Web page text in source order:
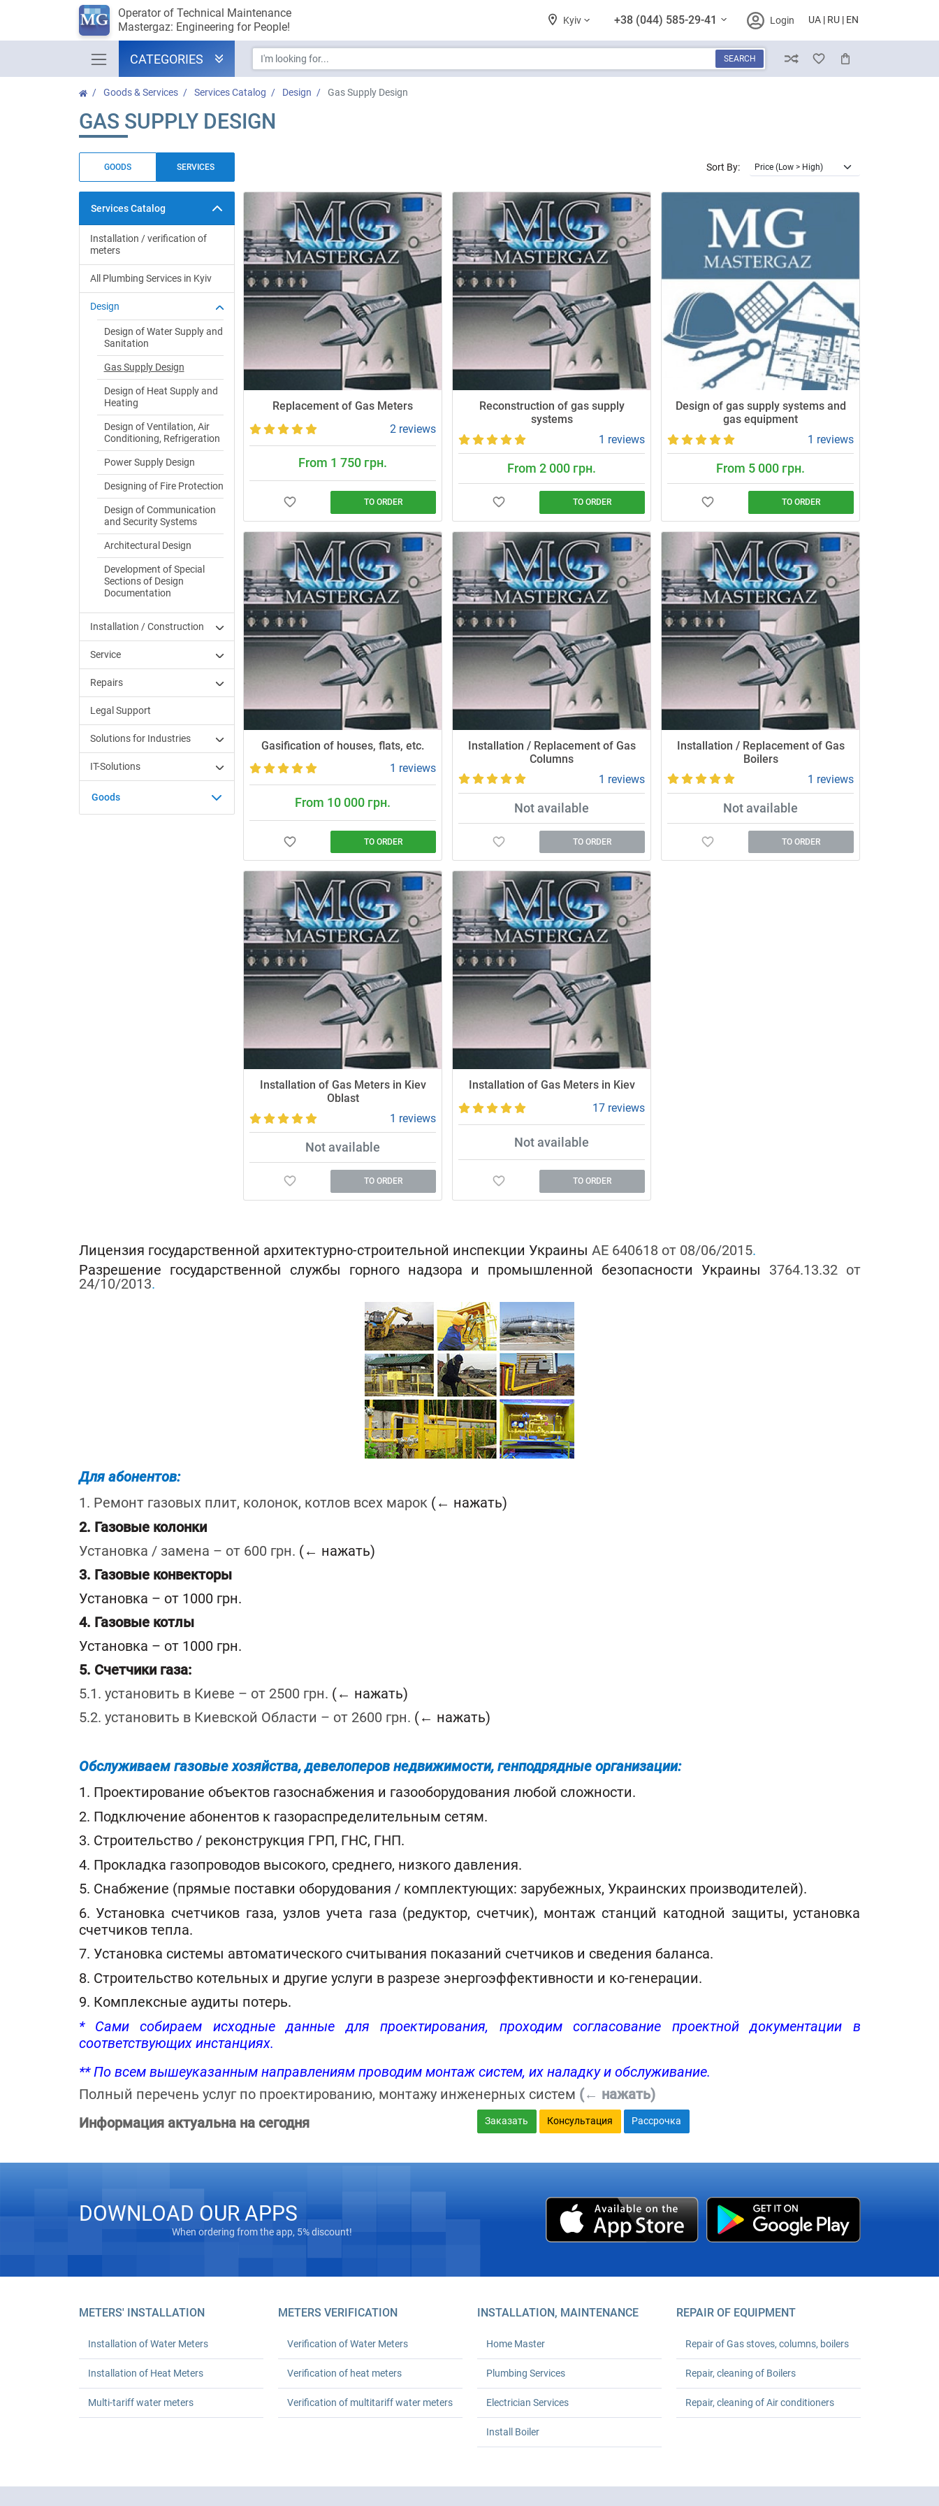
Operator of Technical Maintenance
Mastergaz: Engineering for People!
Kyiv +38 (044) 585-29-41 Login UA RU EN
CATEGORIES SEARCH CompareWish ListCart
Goods & Services Services Catalog Design Gas Supply Design
GAS SUPPLY DESIGN
GOODS SERVICES
Services Catalog
Installation / verification of
meters
All Plumbing Services in Kyiv
Design
Design of Water Supply and
Sanitation
Gas Supply Design
Design of Heat Supply and
Heating
Design of Ventilation, Air
Conditioning, Refrigeration
Power Supply Design
Designing of Fire Protection
Design of Communication
and Security Systems
Architectural Design
Development of Special
Sections of Design
Documentation
Installation / Construction
Service
Repairs
Legal Support
Solutions for Industries
IT-Solutions
Goods
Sort By:
Replacement of Gas Meters
2 reviews
From 1 750 грн.
TO ORDER
Reconstruction of gas supply
systems
1 reviews
From 2 000 грн.
TO ORDER
Design of gas supply systems and
gas equipment
1 reviews
From 5 000 грн.
TO ORDER
Gasification of houses, flats, etc.
1 reviews
From 10 000 грн.
TO ORDER
Installation / Replacement of Gas
Columns
1 reviews
Not available
TO ORDER
Installation / Replacement of Gas
Boilers
1 reviews
Not available
TO ORDER
Installation of Gas Meters in Kiev
Oblast
1 reviews
Not available
TO ORDER
Installation of Gas Meters in Kiev
17 reviews
Not available
TO ORDER
Лицензия государственной архитектурно-строительной инспекции Украины АЕ 640618 от 08/06/2015.
Разрешение государственной службы горного надзора и промышленной безопасности Украины 3764.13.32 от
24/10/2013.
Для абонентов:
1. Ремонт газовых плит, колонок, котлов всех марок (← нажать)
2. Газовые колонки
Установка / замена – от 600 грн. (← нажать)
3. Газовые конвекторы
Установка – от 1000 грн.
4. Газовые котлы
Установка – от 1000 грн.
5. Счетчики газа:
5.1. установить в Киеве – от 2500 грн. (← нажать)
5.2. установить в Киевской Области – от 2600 грн. (← нажать)
Обслуживаем газовые хозяйства, девелоперов недвижимости, генподрядные организации:
1. Проектирование объектов газоснабжения и газооборудования любой сложности.
2. Подключение абонентов к газораспределительным сетям.
3. Строительство / реконструкция ГРП, ГНС, ГНП.
4. Прокладка газопроводов высокого, среднего, низкого давления.
5. Снабжение (прямые поставки оборудования / комплектующих: зарубежных, Украинских производителей).
6. Установка счетчиков газа, узлов учета газа (редуктор, счетчик), монтаж станций катодной защиты, установка
счетчиков тепла.
7. Установка системы автоматического считывания показаний счетчиков и сведения баланса.
8. Строительство котельных и другие услуги в разрезе энергоэффективности и ко-генерации.
9. Комплексные аудиты потерь.
* Сами собираем исходные данные для проектирования, проходим согласование проектной документации в
соответствующих инстанциях.
** По всем вышеуказанным направлениям проводим монтаж систем, их наладку и обслуживание.
Полный перечень услуг по проектированию, монтажу инженерных систем (← нажать)
Информация актуальна на сегодня
Заказать Консультация Рассрочка
DOWNLOAD OUR APPS
When ordering from the app, 5% discount!
METERS' INSTALLATION
Installation of Water Meters
Installation of Heat Meters
Multi-tariff water meters
METERS VERIFICATION
Verification of Water Meters
Verification of heat meters
Verification of multitariff water meters
INSTALLATION, MAINTENANCE
Home Master
Plumbing Services
Electrician Services
Install Boiler
REPAIR OF EQUIPMENT
Repair of Gas stoves, columns, boilers
Repair, cleaning of Boilers
Repair, cleaning of Air conditioners